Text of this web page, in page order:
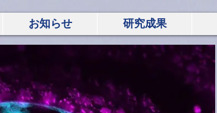
お知らせ 研究成果